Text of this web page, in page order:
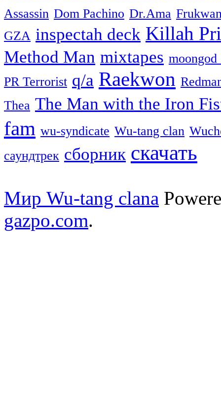
Assassin Dom Pachino Dr.Ama
GZA inspectah deck Killah
Method Man mixtapes moongod
PR Terrorist q/a Raekwon
Thea The Man with the Iron
fam wu-syndicate Wu-tang clan
саундтрек сборник скачать
Мир Wu-tang clana
gazpo.com.